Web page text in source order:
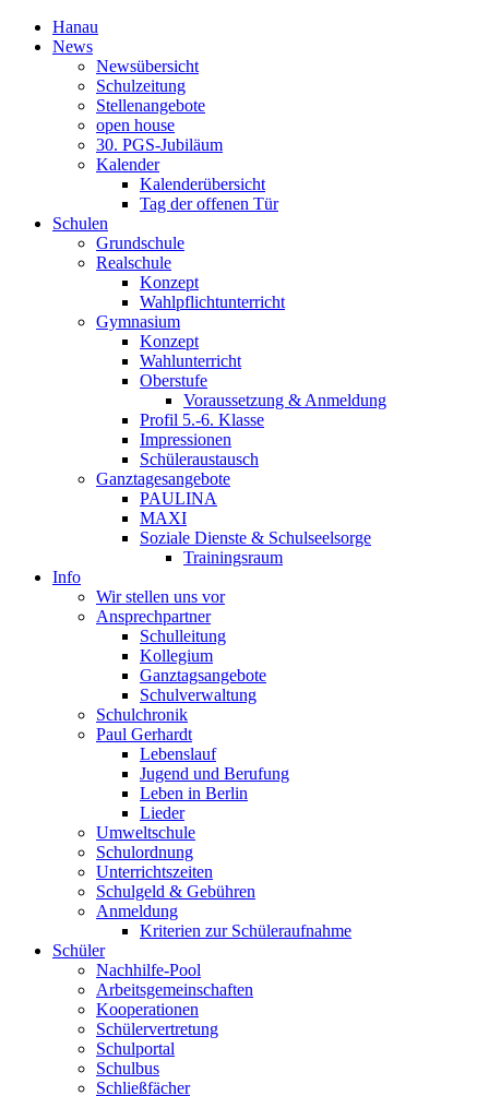
Hanau
News
Newsübersicht
Schulzeitung
Stellenangebote
open house
30. PGS-Jubiläum
Kalender
Kalenderübersicht
Tag der offenen Tür
Schulen
Grundschule
Realschule
Konzept
Wahlpflichtunterricht
Gymnasium
Konzept
Wahlunterricht
Oberstufe
Voraussetzung & Anmeldung
Profil 5.-6. Klasse
Impressionen
Schüleraustausch
Ganztagesangebote
PAULINA
MAXI
Soziale Dienste & Schulseelsorge
Trainingsraum
Info
Wir stellen uns vor
Ansprechpartner
Schulleitung
Kollegium
Ganztagsangebote
Schulverwaltung
Schulchronik
Paul Gerhardt
Lebenslauf
Jugend und Berufung
Leben in Berlin
Lieder
Umweltschule
Schulordnung
Unterrichtszeiten
Schulgeld & Gebühren
Anmeldung
Kriterien zur Schüleraufnahme
Schüler
Nachhilfe-Pool
Arbeitsgemeinschaften
Kooperationen
Schülervertretung
Schulportal
Schulbus
Schließfächer